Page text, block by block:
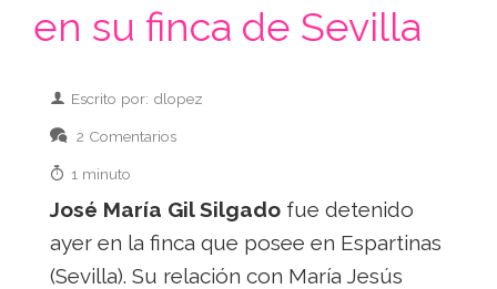
en su finca de Sevilla
Escrito por: dlopez
2 Comentarios
1 minuto
José María Gil Silgado fue detenido
ayer en la finca que posee en Espartinas
(Sevilla). Su relación con María Jesús